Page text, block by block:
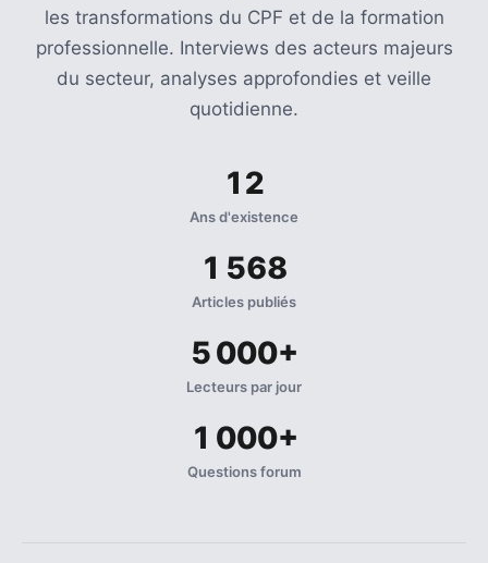
les transformations du CPF et de la formation
professionnelle. Interviews des acteurs majeurs
du secteur, analyses approfondies et veille
quotidienne.
12
Ans d'existence
1 568
Articles publiés
5 000+
Lecteurs par jour
1 000+
Questions forum